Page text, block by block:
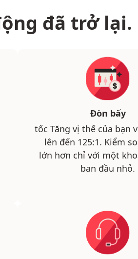
đã trở lại.
Đòn bẩy
tốc Tăng vị thế của bạn
lên đến 125:1. Kiểm
lớn hơn chỉ với một
ban đầu nhỏ.